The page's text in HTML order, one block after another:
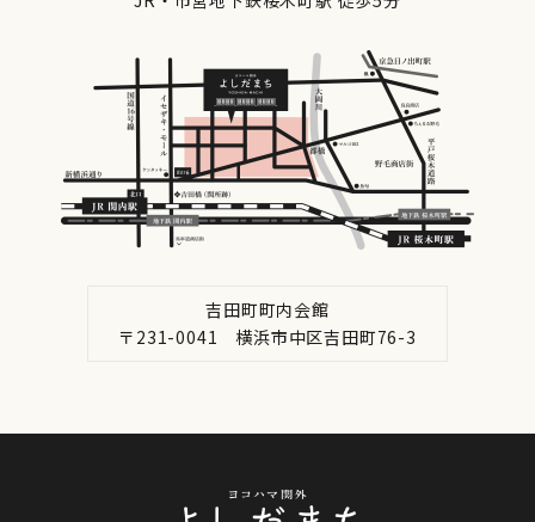
吉田町町内会館
〒231-0041 横浜市中区吉田町76-3